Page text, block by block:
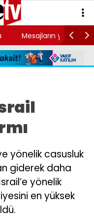
zeka olduğu öne
yeni tespitler dosyada
yönelik casusluk
giderek daha
yönelik
en yüksek